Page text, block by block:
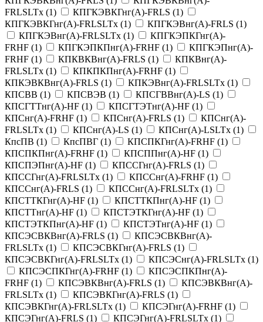
FRLSLTx (1) КПГКЭВКГнг(A)-FRLS (1)
КПГКЭВКГнг(A)-FRLSLTx (1) КПГКЭВнг(A)-FRLS (1)
КПГКЭВнг(A)-FRLSLTx (1)
КПГКЭПКГнг(A)-
FRHF (1) КПГКЭПКПнг(A)-FRHF (1)
КПГКЭПнг(A)-
FRHF (1) КПКВКВнг(A)-FRLS (1)
КПКВнг(A)-
FRLSLTx (1) КПКПКПнг(A)-FRHF (1)
КПКЭВКВнг(A)-FRLS (1) КПКЭВнг(A)-FRLSLTx (1)
КПСВВ (1) КПСВЭВ (1) КПСГВВнг(A)-LS (1)
КПСГТТнг(A)-HF (1) КПСГТЭТнг(A)-HF (1)
КПСнг(A)-FRHF (1) КПСнг(A)-FRLS (1)
КПСнг(A)-
FRLSLTx (1) КПСнг(A)-LS (1) КПСнг(A)-LSLTx (1)
КпсПВ (1) КпсПВГ (1) КПСПКГнг(A)-FRHF (1)
КПСПКПнг(A)-FRHF (1) КПСППнг(A)-HF (1)
КПСПЭПнг(A)-HF (1) КПССГнг(A)-FRLS (1)
КПССГнг(A)-FRLSLTx (1) КПССнг(A)-FRHF (1)
КПССнг(A)-FRLS (1) КПССнг(A)-FRLSLTx (1)
КПСТТКГнг(A)-HF (1) КПСТТКПнг(A)-HF (1)
КПСТТнг(A)-HF (1) КПСТЭТКГнг(A)-HF (1)
КПСТЭТКПнг(A)-HF (1) КПСТЭТнг(A)-HF (1)
КПСЭCВКВнг(A)-FRLS (1)
КПСЭCВКВнг(A)-
FRLSLTx (1) КПСЭCВКГнг(A)-FRLS (1)
КПСЭCВКГнг(A)-FRLSLTx (1) КПСЭCнг(A)-FRLSLTx (1)
КПСЭCПКГнг(A)-FRHF (1)
КПСЭCПКПнг(A)-
FRHF (1) КПСЭВКВнг(A)-FRLS (1)
КПСЭВКВнг(A)-
FRLSLTx (1) КПСЭВКГнг(A)-FRLS (1)
КПСЭВКГнг(A)-FRLSLTx (1) КПСЭГнг(A)-FRHF (1)
КПСЭГнг(A)-FRLS (1) КПСЭГнг(A)-FRLSLTx (1)